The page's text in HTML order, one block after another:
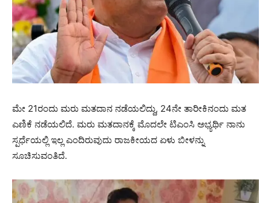
ಮೇ 21ರಂದು ಮರು ಮತದಾನ ನಡೆಯಲಿದ್ದು, 24ನೇ ತಾರೀಕಿನಂದು ಮತ
ಎಣಿಕೆ ನಡೆಯಲಿದೆ. ಮರು ಮತದಾನಕ್ಕೆ ಮೊದಲೇ ಟಿಎಂಸಿ ಅಭ್ಯರ್ಥಿ ನಾನು
ಸ್ಪರ್ಧೆಯಲ್ಲಿ ಇಲ್ಲ ಎಂದಿರುವುದು ರಾಜಕೀಯದ ಏಳು ಬೀಳನ್ನು
ಸೂಚಿಸುವಂತಿದೆ.